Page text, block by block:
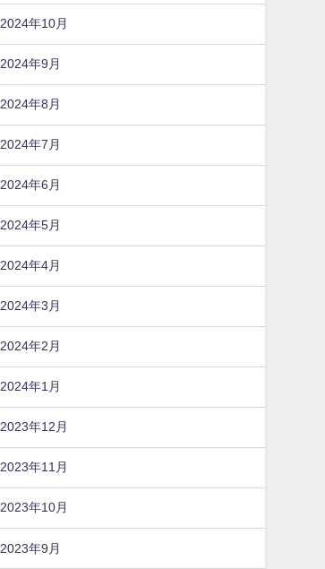
2024年10月
2024年9月
2024年8月
2024年7月
2024年6月
2024年5月
2024年4月
2024年3月
2024年2月
2024年1月
2023年12月
2023年11月
2023年10月
2023年9月